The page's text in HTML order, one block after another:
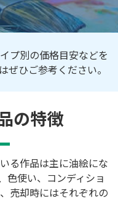
プ別の価格目安などを
ぜひご参考ください。
の特徴
る作品は主に油絵にな
色使い、コンディショ
売却時にはそれぞれの